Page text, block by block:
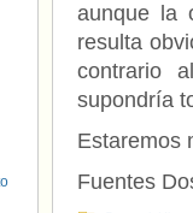
aunque la
resulta
contrario
supondría
Estaremos
Fuentes